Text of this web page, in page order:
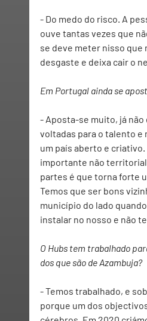
- Do medo do risco. A
ouve tantas vezes que
se deve meter nisso que
desgaste e deixa cair o
Em Portugal ainda se
- Aposta-se muito, já
voltadas para o talento
um país aberto e criativo.
importante não
partes é que torna forte
Temos que ser bons
município do lado
instalar no nosso e não
O Hubs tem trabalhado
dos que são de Azambuja?
- Temos trabalhado, e
porque um dos